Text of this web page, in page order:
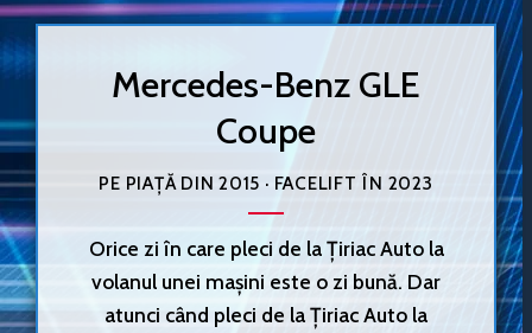
Mercedes-Benz GLE
Coupe
PE PIAȚĂ DIN 2015 · FACELIFT ÎN 2023
Orice zi în care pleci de la Țiriac Auto la
volanul unei mașini este o zi bună. Dar
atunci când pleci de la Țiriac Auto la